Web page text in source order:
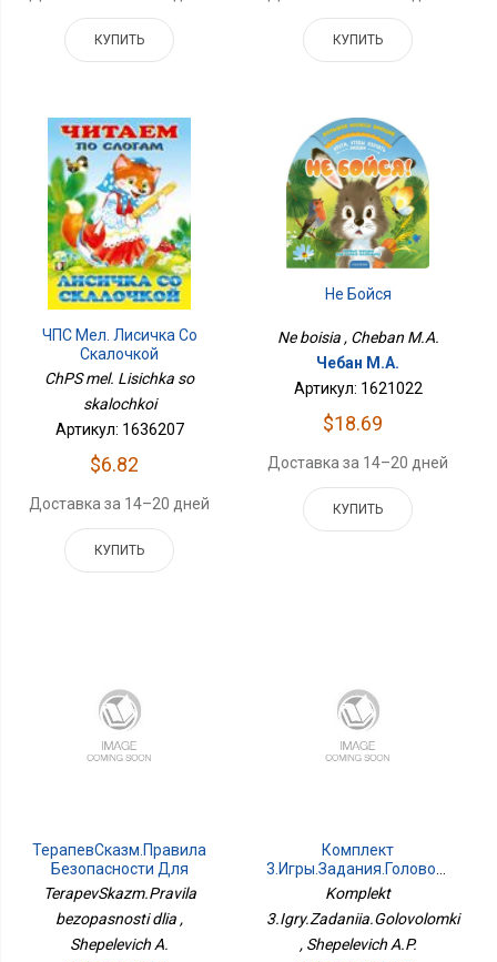
КУПИТЬ КУПИТЬ
ЧПС Мел. Лисичка Со
Скалочкой
ChPS mel. Lisichka so
skalochkoi
Артикул: 1636207
$6.82
Доставка за 14–20 дней
КУПИТЬ
Не Бойся
Ne boisia , Cheban M.A.
Чебан М.А.
Артикул: 1621022
$18.69
Доставка за 14–20 дней
КУПИТЬ
ТерапевСказм.Правила
Безопасности Для
TerapevSkazm.Pravila
bezopasnosti dlia ,
Shepelevich A.
Комплект
Komplekt
3.Igry.Zadaniia.Golovolomki
, Shepelevich A.P.